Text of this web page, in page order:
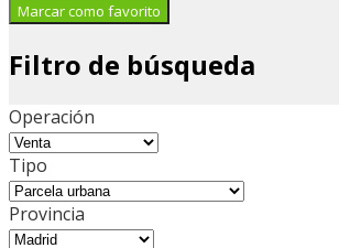
Marcar como favorito
Filtro de búsqueda
Operación
Tipo
Provincia